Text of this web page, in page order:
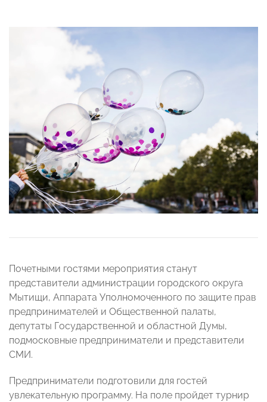
Почетными гостями мероприятия станут
представители администрации городского округа
Мытищи, Аппарата Уполномоченного по защите прав
предпринимателей и Общественной палаты,
депутаты Государственной и областной Думы,
подмосковные предприниматели и представители
СМИ.
Предприниматели подготовили для гостей
увлекательную программу. На поле пройдет турнир